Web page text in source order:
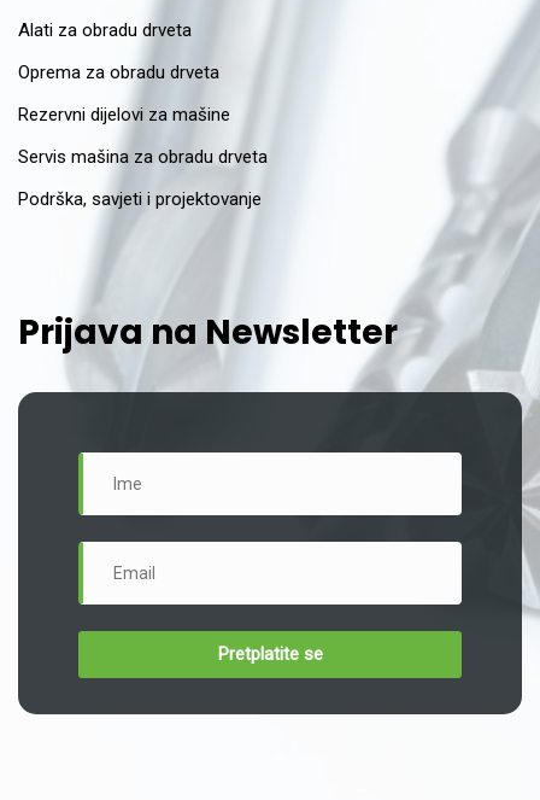
Alati za obradu drveta
Oprema za obradu drveta
Rezervni dijelovi za mašine
Servis mašina za obradu drveta
Podrška, savjeti i projektovanje
Prijava na Newsletter